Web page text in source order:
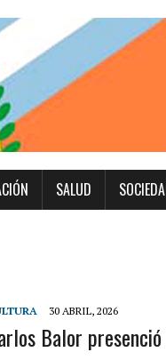
SALUD
30 ABRIL, 2026
Balor